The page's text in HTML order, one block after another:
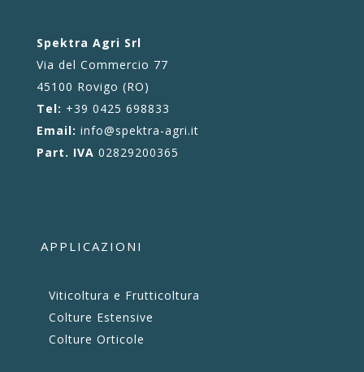
Spektra Agri Srl
Via del Commercio 77
45100 Rovigo (RO)
Tel: +39 0425 698833
Email: info@spektra-agri.it
Part. IVA 02829200365
APPLICAZIONI
Viticoltura e Frutticoltura
Colture Estensive
Colture Orticole